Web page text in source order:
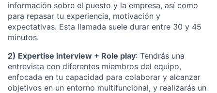
información sobre el puesto y la empresa, así como
para repasar tu experiencia, motivación y
expectativas. Esta llamada suele durar entre 30 y 45
minutos.
2) Expertise interview + Role play: Tendrás una
entrevista con diferentes miembros del equipo,
enfocada en tu capacidad para colaborar y alcanzar
objetivos en un entorno multifuncional, y realizarás un